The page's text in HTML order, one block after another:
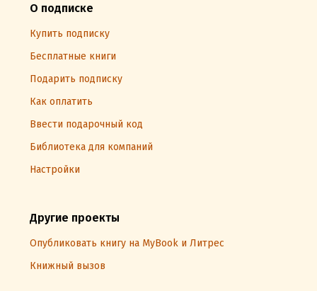
О подписке
Купить подписку
Бесплатные книги
Подарить подписку
Как оплатить
Ввести подарочный код
Библиотека для компаний
Настройки
Другие проекты
Опубликовать книгу на MyBook и Литрес
Книжный вызов